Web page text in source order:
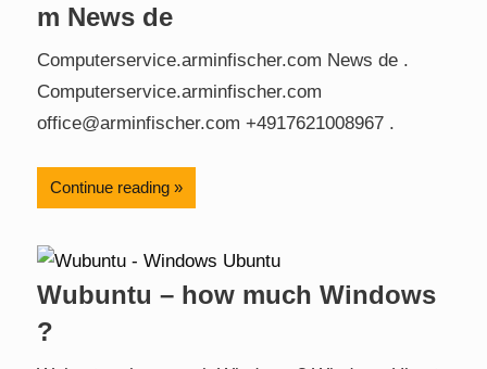
m News de
Computerservice.arminfischer.com News de .
Computerservice.arminfischer.com
office@arminfischer.com +4917621008967 .
Continue reading
Wubuntu – how much Windows
?